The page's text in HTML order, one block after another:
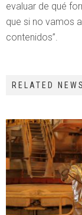
evaluar de qué
que si no vamos
contenidos”.
RELATED NEWS